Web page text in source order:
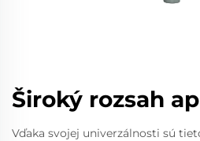
Široký rozsah
Vďaka svojej univerzálnosti sú